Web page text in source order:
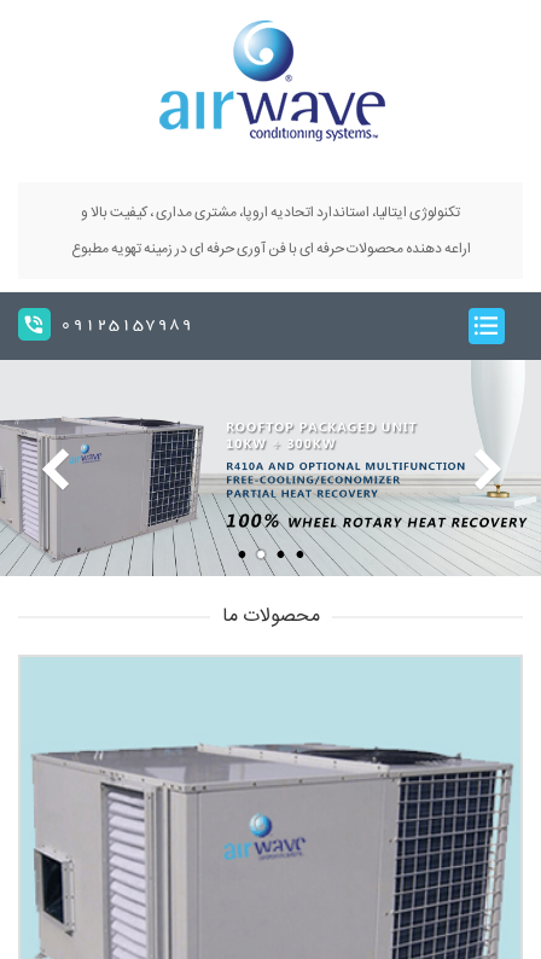
تکنولوژی ایتالیا، استاندارد اتحادیه اروپا، مشتری مداری ، کیفیت بالا و
اراعه دهنده محصولات حرفه ای با فن آوری حرفه ای در زمینه تهویه مطبوع
09125157989
محصولات ما